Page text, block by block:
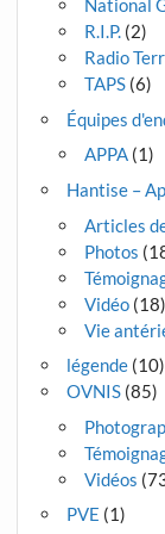
National
R.I.P. (2)
Radio
TAPS (6)
Équipes
APPA (1)
Hantise –
Articles
Photos
Vidéo (18)
Vie
légende (10)
OVNIS (85)
Vidéos
PVE (1)